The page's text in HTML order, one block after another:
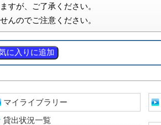
すが、ご了承ください。
んのでご注意ください。
マイライブラリー
貸出状況一覧